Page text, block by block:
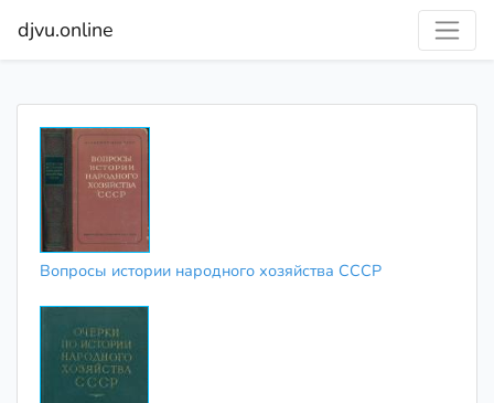
djvu.online
Вопросы истории народного хозяйства СССР